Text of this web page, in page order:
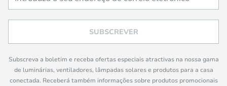
SUBSCREVER
Subscreva a boletim e receba ofertas especiais atractivas na nossa gama
de luminárias, ventiladores, lâmpadas solares e produtos para a casa
conectada. Receberá também informações sobre produtos promocionais